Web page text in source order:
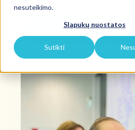
nesuteikimo.
Slapukų nuostatos
Sutikti
Prenumeruoti IAITME